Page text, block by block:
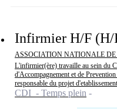
Infirmier H/F (H/
ASSOCIATION NATIONALE
L'infirmier(ère) travaille au sein du
d'Accompagnement et de
responsable du projet
CDI - Temps plein